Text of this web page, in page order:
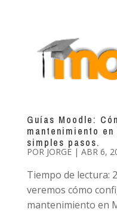
Guías Moodle:
mantenimiento
simples pasos.
PORJORGE| ABR 6,
Tiempo de lectura:
veremos cómo
mantenimiento en